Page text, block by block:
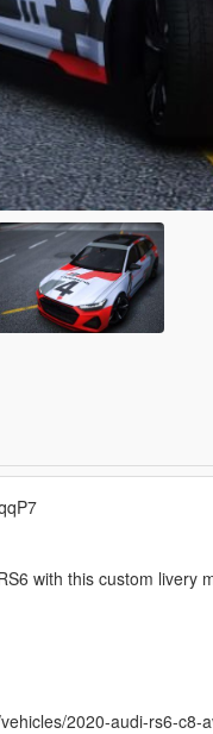
with this custom
2020-audi-rs6-